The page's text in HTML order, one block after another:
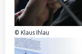
© Klaus Ihlau